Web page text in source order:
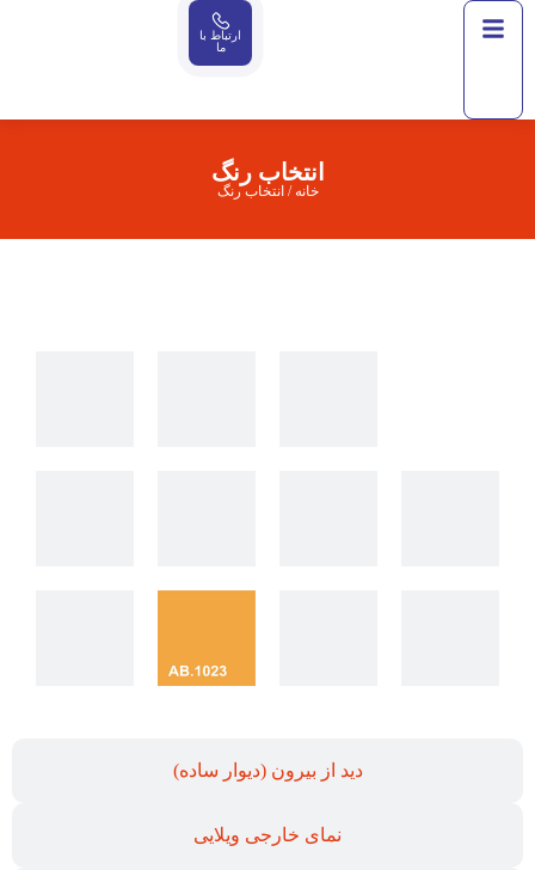
ارتباط با
ما
انتخاب رنگ
خانه / انتخاب رنگ
دید از بیرون (دیوار ساده)
نمای خارجی ویلایی